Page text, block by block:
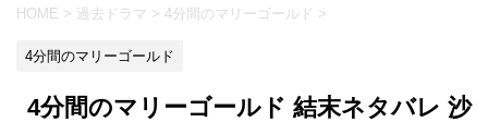
HOME > 過去ドラマ > 4分間のマリーゴールド >
4分間のマリーゴールド
4分間のマリーゴールド 結末ネタバレ 沙